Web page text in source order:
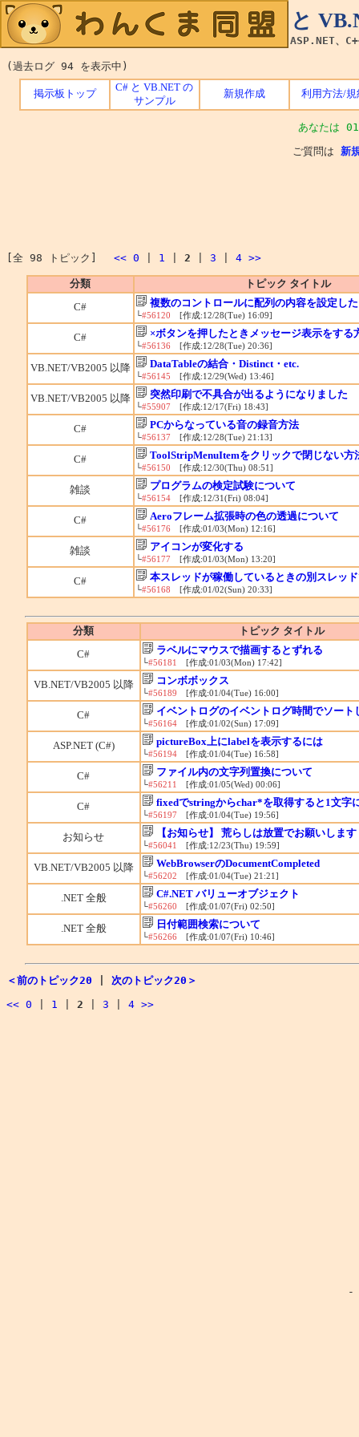
C# と
ASP.NET、
(過去ログ 94 を表示中)
掲示板トップ
C# と VB.NET の
サンプル
新規作成 利用方法/規
あなたは
ご質問は 新
[全 98 トピック] << 0 1 2 3 4 >>
分類 トピック タイトル
C# 複数のコントロールに配列の内容を設定し
└#56120 [作成:12/28(Tue) 16:09]
C# ×ボタンを押したときメッセージ表示をする
└#56136[作成:12/28(Tue) 20:36]
VB.NET/VB2005 以降 DataTableの結合・Distinct・etc.
└#56145 [作成:12/29(Wed) 13:46]
VB.NET/VB2005 以降 突然印刷で不具合が出るようになりました
└#55907 [作成:12/17(Fri) 18:43]
C# PCからなっている音の録音方法
└#56137 [作成:12/28(Tue) 21:13]
C# ToolStripMenuItemをクリックで閉じない方
└#56150 [作成:12/30(Thu) 08:51]
雑談 プログラムの検定試験について
└#56154[作成:12/31(Fri) 08:04]
C# Aeroフレーム拡張時の色の透過について
└#56176[作成:01/03(Mon) 12:16]
雑談 アイコンが変化する
└#56177 [作成:01/03(Mon) 13:20]
C# 本スレッドが稼働しているときの別スレッ
└#56168 [作成:01/02(Sun) 20:33]
分類 トピック タイトル
C# ラベルにマウスで描画するとずれる
└#56181 [作成:01/03(Mon) 17:42]
VB.NET/VB2005 以降 コンボボックス
└#56189 [作成:01/04(Tue) 16:00]
C# イベントログのイベントログ時間でソート
└#56164[作成:01/02(Sun) 17:09]
ASP.NET (C#) pictureBox上にlabelを表示するには
└#56194[作成:01/04(Tue) 16:58]
C# ファイル内の文字列置換について
└#56211 [作成:01/05(Wed) 00:06]
C# fixedでstringからchar*を取得すると1文字
└#56197 [作成:01/04(Tue) 19:56]
お知らせ 【お知らせ】 荒らしは放置でお願いします
└#56041 [作成:12/23(Thu) 19:59]
VB.NET/VB2005 以降 WebBrowserのDocumentCompleted
└#56202 [作成:01/04(Tue) 21:21]
.NET 全般 C#.NET バリューオブジェクト
└#56260 [作成:01/07(Fri) 02:50]
.NET 全般 日付範囲検索について
└#56266[作成:01/07(Fri) 10:46]
＜前のトピック20
次のトピック20＞
<< 0 1 2 3 4 >>